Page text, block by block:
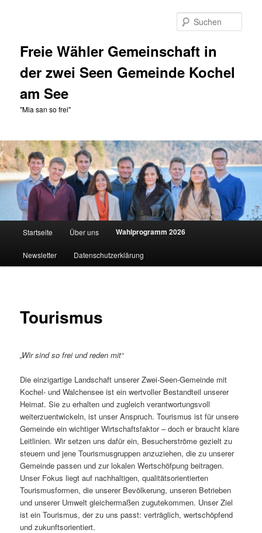
Freie Wähler Gemeinschaft in
der zwei Seen Gemeinde Kochel
am See
"Mia san so frei"
Startseite Über uns Wahlprogramm 2026
Newsletter Datenschutzerklärung
Tourismus
„Wir sind so frei und reden mit“
Die einzigartige Landschaft unserer Zwei-Seen-Gemeinde mit
Kochel- und Walchensee ist ein wertvoller Bestandteil unserer
Heimat. Sie zu erhalten und zugleich verantwortungsvoll
weiterzuentwickeln, ist unser Anspruch. Tourismus ist für unsere
Gemeinde ein wichtiger Wirtschaftsfaktor – doch er braucht klare
Leitlinien. Wir setzen uns dafür ein, Besucherströme gezielt zu
steuern und jene Tourismusgruppen anzuziehen, die zu unserer
Gemeinde passen und zur lokalen Wertschöfpung beitragen.
Unser Fokus liegt auf nachhaltigen, qualitätsorientierten
Tourismusformen, die unserer Bevölkerung, unseren Betrieben
und unserer Umwelt gleichermaßen zugutekommen. Unser Ziel
ist ein Tourismus, der zu uns passt: verträglich, wertschöpfend
und zukunftsorientiert.